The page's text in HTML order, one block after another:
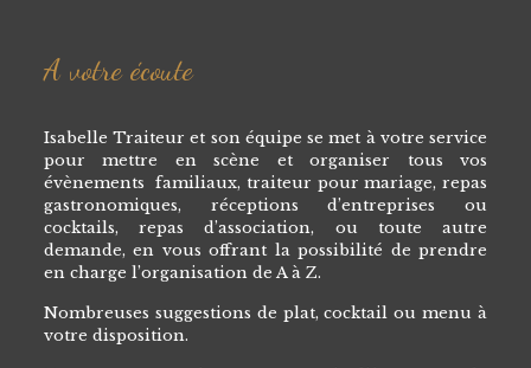
A votre écoute
Isabelle Traiteur et son équipe se met à votre service
pour mettre en scène et organiser tous vos
évènements familiaux, traiteur pour mariage, repas
gastronomiques, réceptions d’entreprises ou
cocktails, repas d’association, ou toute autre
demande, en vous offrant la possibilité de prendre
en charge l’organisation de A à Z.
Nombreuses suggestions de plat, cocktail ou menu à
votre disposition.